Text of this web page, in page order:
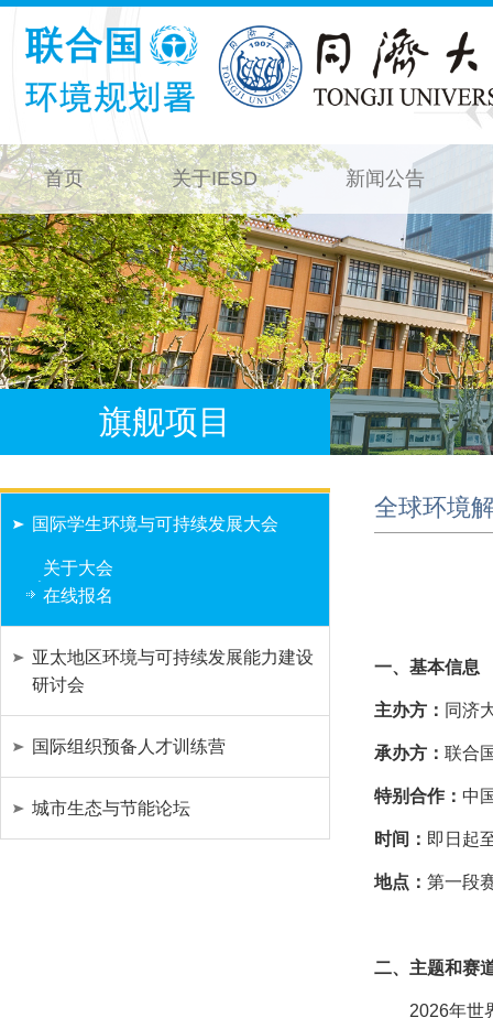
首页 关于IESD 新闻公告
旗舰项目
国际学生环境与可持续发展大会
关于大会
在线报名
亚太地区环境与可持续发展能力建设
研讨会
国际组织预备人才训练营
城市生态与节能论坛
全球环境
一、基本信息
主办方： 同济
承办方： 联合
特别合作： 中
时间： 即日起
地点： 第一段
二、主题和赛
2026年世